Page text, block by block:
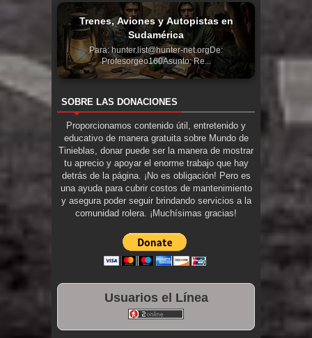
Trenes, Aviones y Autopistas en
Sudamérica
Para: hunter.list@hunter-net.orgDe:
Profesorgeo160Asunto: Re...
SOBRE LAS DONACIONES
Proporcionamos contenido útil, entretenido y
educativo de manera gratuita sobre Mundo de
Tinieblas, donar puede ser la manera de mostrar
tu aprecio y apoyar el enorme trabajo que hay
detrás de la página. ¡No es obligación! Pero es
una ayuda para cubrir costos de mantenimiento
y asegura poder seguir brindando servicios a la
comunidad rolera. ¡Muchísimas gracias!
Usuarios el Línea